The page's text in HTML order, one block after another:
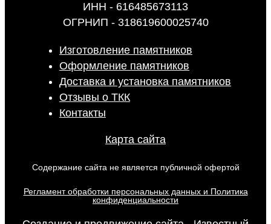
ИНН - 616485673113
ОГРНИП - 318619600025740
Изготовление памятников
Оформление памятников
Доставка и установка памятников
Отзывы о ТКК
Контакты
Карта сайта
Содержание сайта не является публичной офертой
Регламент обработки персональных данных и Политика
конфиденциальности